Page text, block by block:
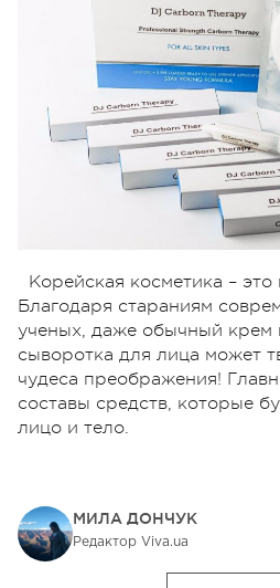
Корейская косметика –
Благодаря стараниям
ученых, даже обычный крем
сыворотка для лица может
чудеса преображения!
составы средств, которые
лицо и тело.
МИЛА ДОНЧУК
Редактор Viva.ua